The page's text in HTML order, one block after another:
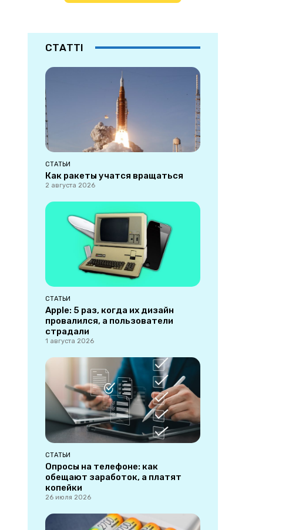
СТАТТІ
СТАТЬИ
Как ракеты учатся вращаться
2 августа 2026
СТАТЬИ
Apple: 5 раз, когда их дизайн
провалился, а пользователи
страдали
1 августа 2026
СТАТЬИ
Опросы на телефоне: как
обещают заработок, а платят
копейки
26 июля 2026